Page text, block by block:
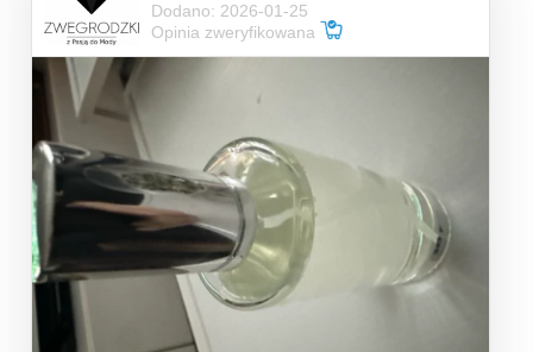
Dodano: 2026-01-25
Opinia zweryfikowana